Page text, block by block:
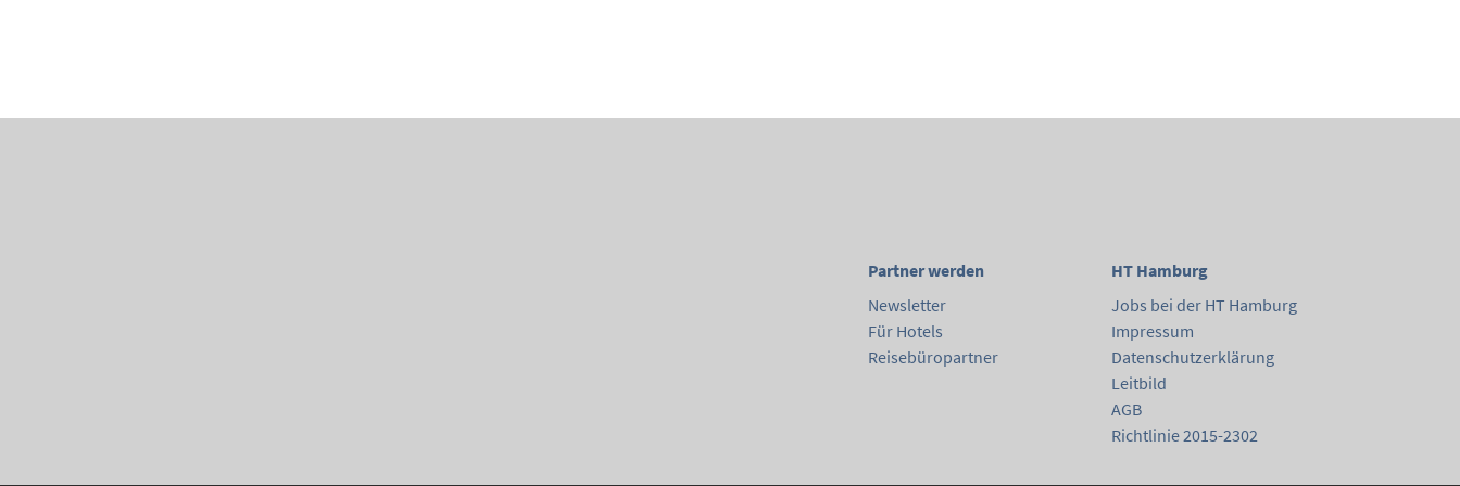
Partner werden
Newsletter
Für Hotels
Reisebüropartner
HT Hamburg
Jobs bei der HT Hamburg
Impressum
Datenschutzerklärung
Leitbild
AGB
Richtlinie 2015-2302